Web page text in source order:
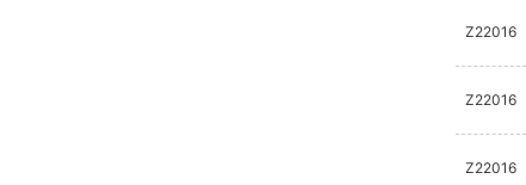
Z22016
Z22016
Z22016